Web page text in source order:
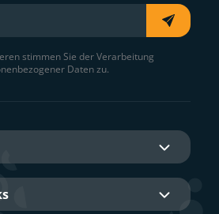
stimmen Sie der Verarbeitung
Daten zu.